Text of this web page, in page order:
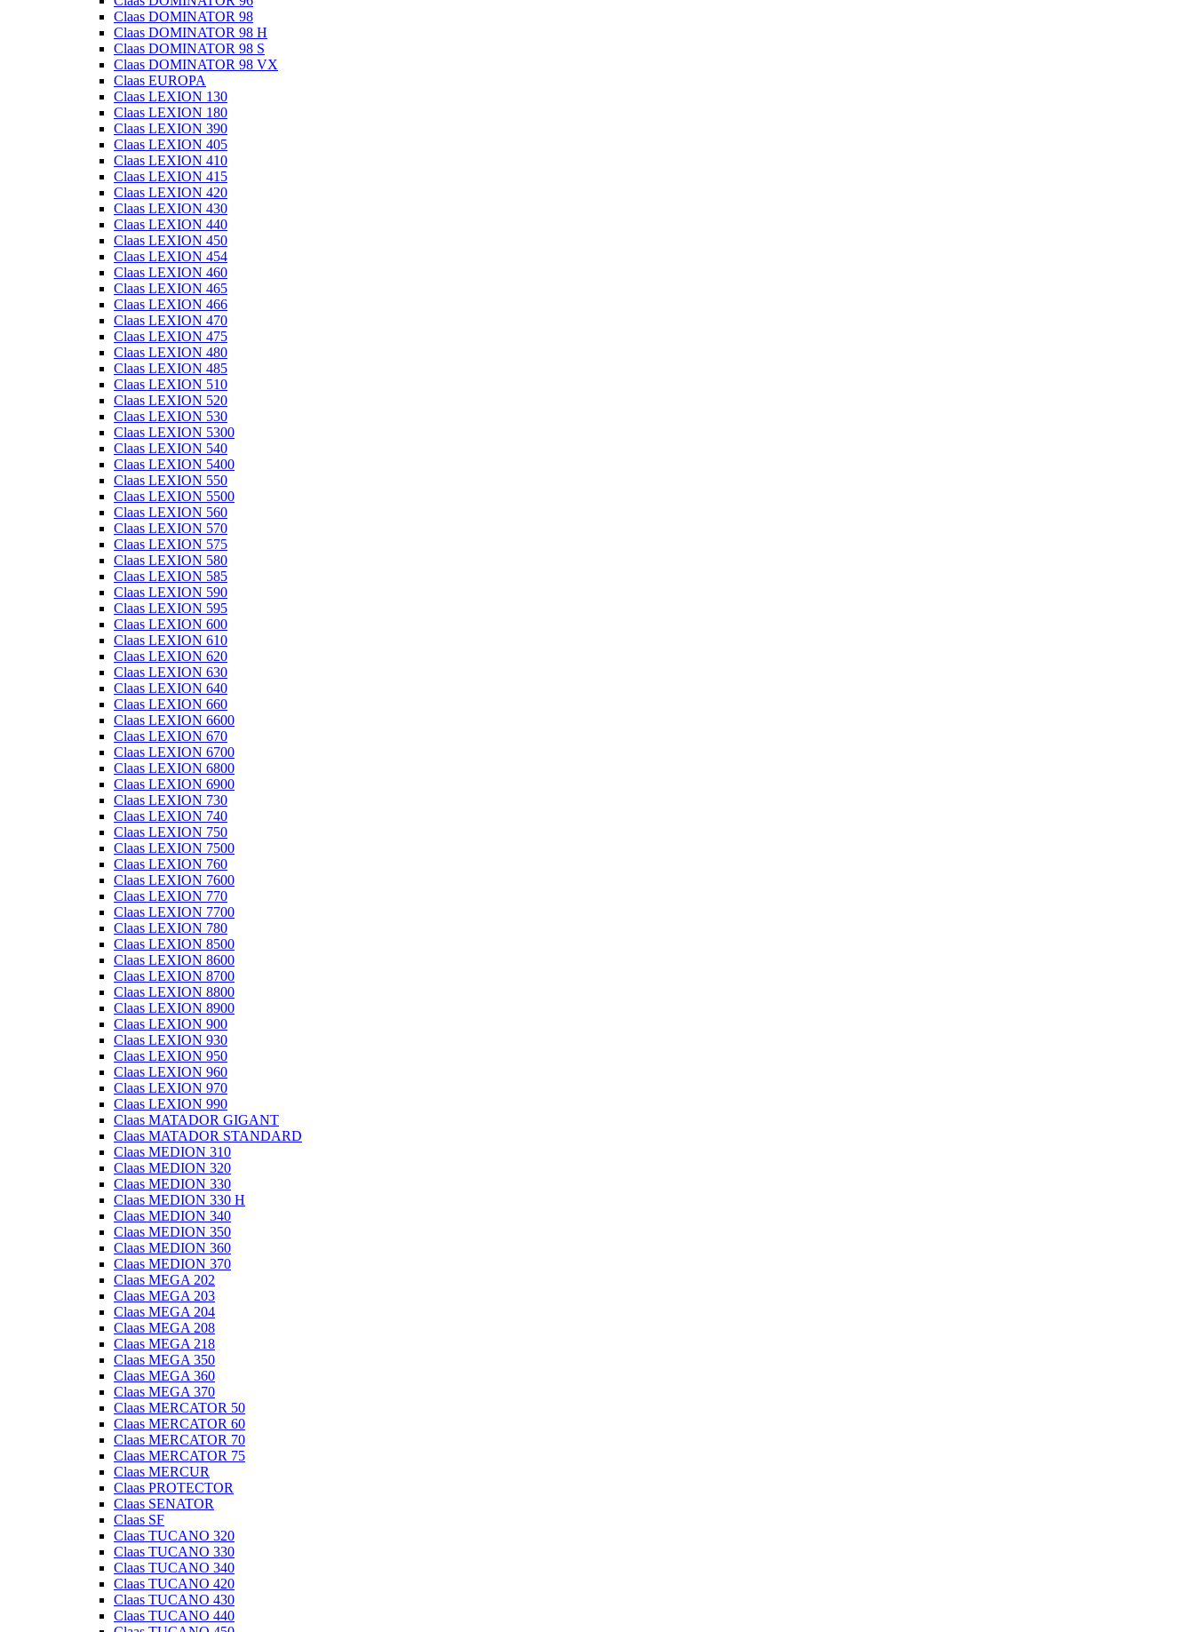
Claas DOMINATOR 98
Claas DOMINATOR 98 H
Claas DOMINATOR 98 S
Claas DOMINATOR 98 VX
Claas EUROPA
Claas LEXION 130
Claas LEXION 180
Claas LEXION 390
Claas LEXION 405
Claas LEXION 410
Claas LEXION 415
Claas LEXION 420
Claas LEXION 430
Claas LEXION 440
Claas LEXION 450
Claas LEXION 454
Claas LEXION 460
Claas LEXION 465
Claas LEXION 466
Claas LEXION 470
Claas LEXION 475
Claas LEXION 480
Claas LEXION 485
Claas LEXION 510
Claas LEXION 520
Claas LEXION 530
Claas LEXION 5300
Claas LEXION 540
Claas LEXION 5400
Claas LEXION 550
Claas LEXION 5500
Claas LEXION 560
Claas LEXION 570
Claas LEXION 575
Claas LEXION 580
Claas LEXION 585
Claas LEXION 590
Claas LEXION 595
Claas LEXION 600
Claas LEXION 610
Claas LEXION 620
Claas LEXION 630
Claas LEXION 640
Claas LEXION 660
Claas LEXION 6600
Claas LEXION 670
Claas LEXION 6700
Claas LEXION 6800
Claas LEXION 6900
Claas LEXION 730
Claas LEXION 740
Claas LEXION 750
Claas LEXION 7500
Claas LEXION 760
Claas LEXION 7600
Claas LEXION 770
Claas LEXION 7700
Claas LEXION 780
Claas LEXION 8500
Claas LEXION 8600
Claas LEXION 8700
Claas LEXION 8800
Claas LEXION 8900
Claas LEXION 900
Claas LEXION 930
Claas LEXION 950
Claas LEXION 960
Claas LEXION 970
Claas LEXION 990
Claas MATADOR GIGANT
Claas MATADOR STANDARD
Claas MEDION 310
Claas MEDION 320
Claas MEDION 330
Claas MEDION 330 H
Claas MEDION 340
Claas MEDION 350
Claas MEDION 360
Claas MEDION 370
Claas MEGA 202
Claas MEGA 203
Claas MEGA 204
Claas MEGA 208
Claas MEGA 218
Claas MEGA 350
Claas MEGA 360
Claas MEGA 370
Claas MERCATOR 50
Claas MERCATOR 60
Claas MERCATOR 70
Claas MERCATOR 75
Claas MERCUR
Claas PROTECTOR
Claas SENATOR
Claas SF
Claas TUCANO 320
Claas TUCANO 330
Claas TUCANO 340
Claas TUCANO 420
Claas TUCANO 430
Claas TUCANO 440